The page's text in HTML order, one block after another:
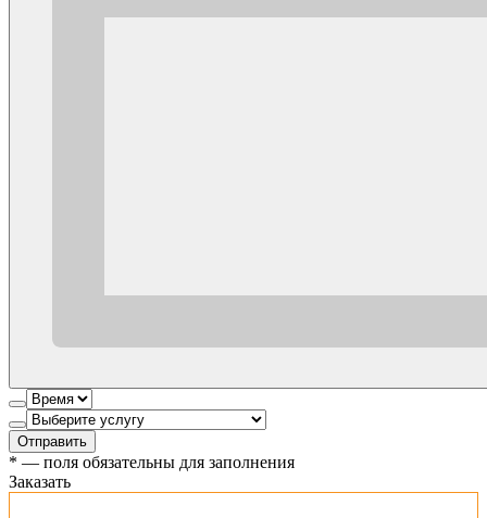
Отправить
* — поля обязательны для заполнения
Заказать